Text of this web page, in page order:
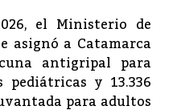
el Ministerio de
asignó a Catamarca
antigripal para
pediátricas y 13.336
para adultos